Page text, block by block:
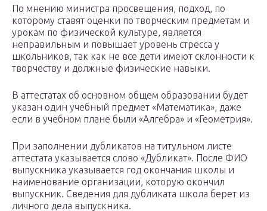
По мнению министра просвещения, подход, по
которому ставят оценки по творческим предметам и
урокам по физической культуре, является
неправильным и повышает уровень стресса у
школьников, так как не все дети имеют склонности к
творчеству и должные физические навыки.
В аттестатах об основном общем образовании будет
указан один учебный предмет «Математика», даже
если в учебном плане были «Алгебра» и «Геометрия».
При заполнении дубликатов на титульном листе
аттестата указывается слово «Дубликат». После ФИО
выпускника указывается год окончания школы и
наименование организации, которую окончил
выпускник. Сведения для дубликата школа берет из
личного дела выпускника.